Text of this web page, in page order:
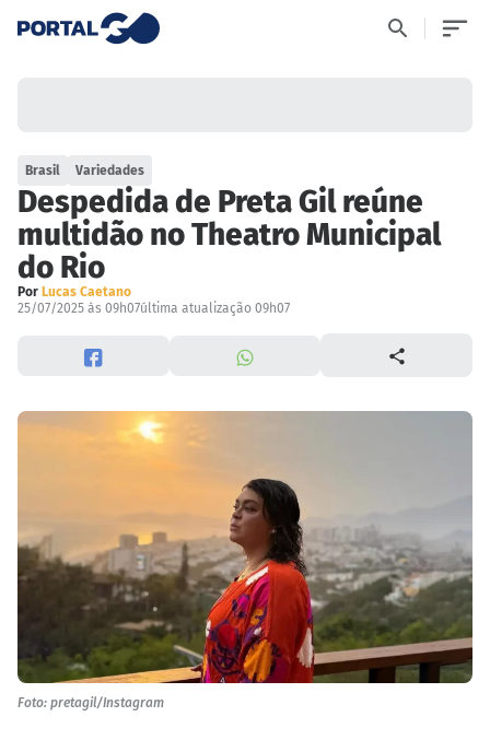
Brasil Variedades
Despedida de Preta Gil reúne
multidão no Theatro Municipal
do Rio
Por Lucas Caetano
25/07/2025 às 09h07última atualização 09h07
Foto: pretagil/Instagram